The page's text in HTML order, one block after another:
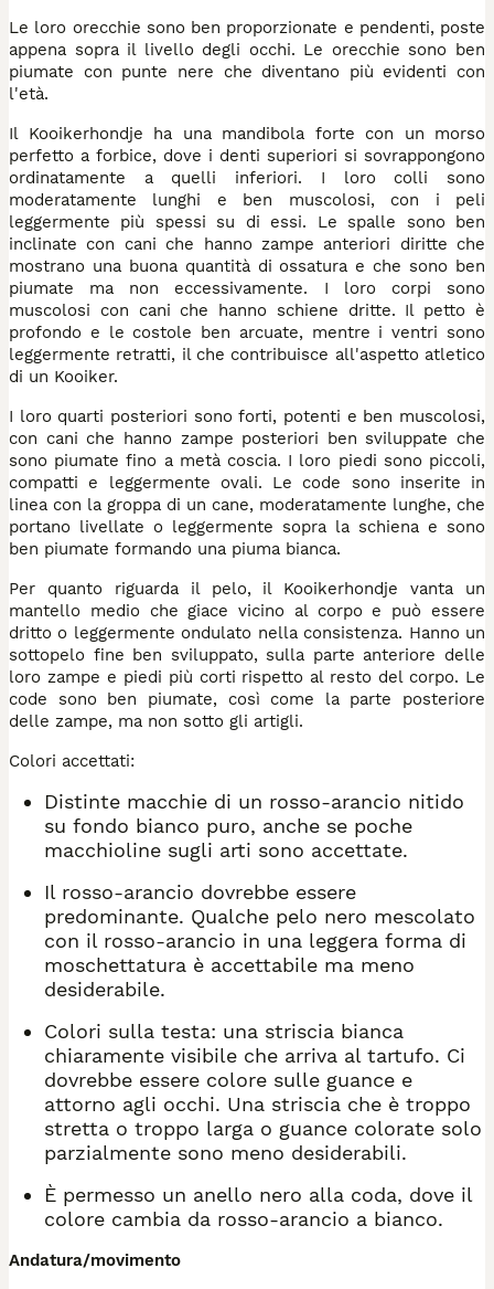
Le loro orecchie sono ben proporzionate e pendenti, poste
appena sopra il livello degli occhi. Le orecchie sono ben
piumate con punte nere che diventano più evidenti con
l'età.
Il Kooikerhondje ha una mandibola forte con un morso
perfetto a forbice, dove i denti superiori si sovrappongono
ordinatamente a quelli inferiori. I loro colli sono
moderatamente lunghi e ben muscolosi, con i peli
leggermente più spessi su di essi. Le spalle sono ben
inclinate con cani che hanno zampe anteriori diritte che
mostrano una buona quantità di ossatura e che sono ben
piumate ma non eccessivamente. I loro corpi sono
muscolosi con cani che hanno schiene dritte. Il petto è
profondo e le costole ben arcuate, mentre i ventri sono
leggermente retratti, il che contribuisce all'aspetto atletico
di un Kooiker.
I loro quarti posteriori sono forti, potenti e ben muscolosi,
con cani che hanno zampe posteriori ben sviluppate che
sono piumate fino a metà coscia. I loro piedi sono piccoli,
compatti e leggermente ovali. Le code sono inserite in
linea con la groppa di un cane, moderatamente lunghe, che
portano livellate o leggermente sopra la schiena e sono
ben piumate formando una piuma bianca.
Per quanto riguarda il pelo, il Kooikerhondje vanta un
mantello medio che giace vicino al corpo e può essere
dritto o leggermente ondulato nella consistenza. Hanno un
sottopelo fine ben sviluppato, sulla parte anteriore delle
loro zampe e piedi più corti rispetto al resto del corpo. Le
code sono ben piumate, così come la parte posteriore
delle zampe, ma non sotto gli artigli.
Colori accettati:
Distinte macchie di un rosso-arancio nitido
su fondo bianco puro, anche se poche
macchioline sugli arti sono accettate.
Il rosso-arancio dovrebbe essere
predominante. Qualche pelo nero mescolato
con il rosso-arancio in una leggera forma di
moschettatura è accettabile ma meno
desiderabile.
Colori sulla testa: una striscia bianca
chiaramente visibile che arriva al tartufo. Ci
dovrebbe essere colore sulle guance e
attorno agli occhi. Una striscia che è troppo
stretta o troppo larga o guance colorate solo
parzialmente sono meno desiderabili.
È permesso un anello nero alla coda, dove il
colore cambia da rosso-arancio a bianco.
Andatura/movimento